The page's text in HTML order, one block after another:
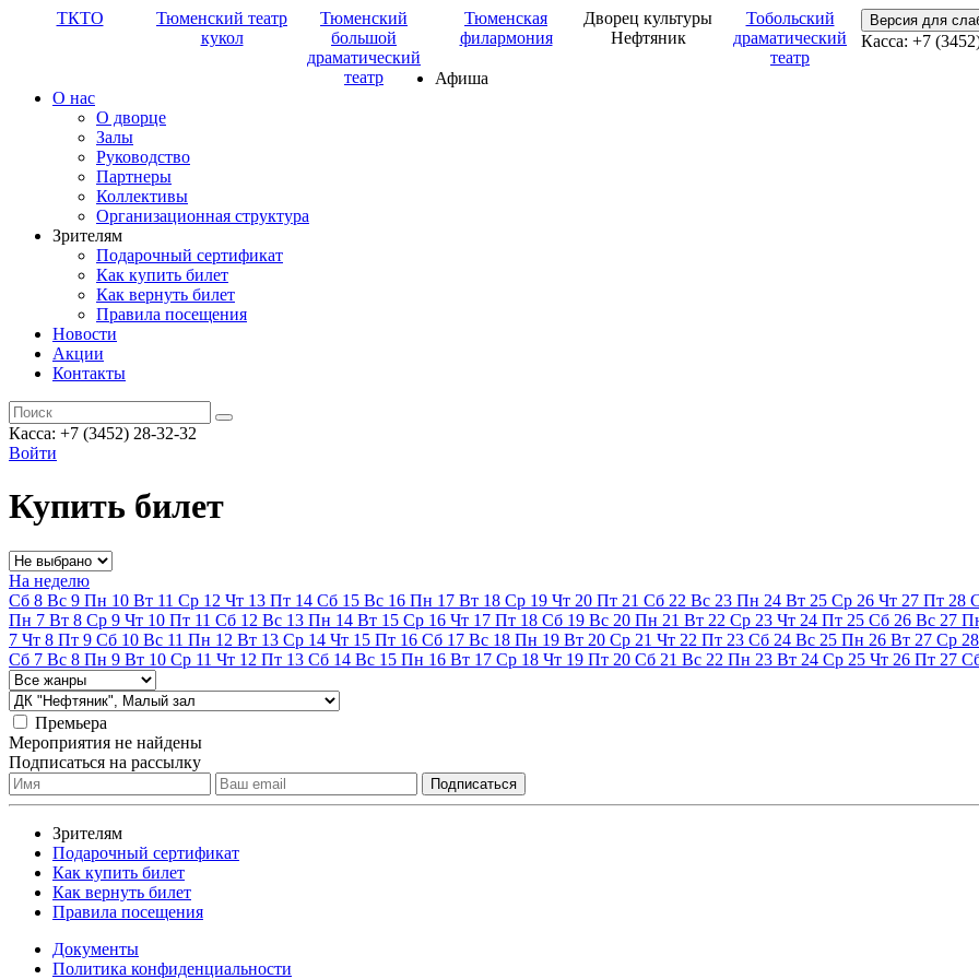
ТКТО
Тюменский театр
кукол
Тюменский
большой
драматический
театр
Тюменская
филармония
Дворец культуры
Нефтяник
Тобольский
драматический
театр
Версия для
Касса: +7
Афиша
О нас
О дворце
Залы
Руководство
Партнеры
Коллективы
Организационная структура
Зрителям
Подарочный сертификат
Как купить билет
Как вернуть билет
Правила посещения
Новости
Акции
Контакты
Касса: +7 (3452) 28-32-32
Войти
Купить билет
На неделю
Сб 8 Вс 9 Пн 10 Вт 11 Ср 12 Чт 13 Пт 14 Сб 15 Вс 16 Пн 17 Вт 18 Ср 19 Чт 20 Пт 21 Сб 22 Вс 23 Пн 24 Вт 25 Ср 26 Чт 27 Пт 28
Пн 7 Вт 8 Ср 9 Чт 10 Пт 11 Сб 12 Вс 13 Пн 14 Вт 15 Ср 16 Чт 17 Пт 18 Сб 19 Вс 20 Пн 21 Вт 22 Ср 23 Чт 24 Пт 25 Сб 26 Вс 27
7 Чт 8 Пт 9 Сб 10 Вс 11 Пн 12 Вт 13 Ср 14 Чт 15 Пт 16 Сб 17 Вс 18 Пн 19 Вт 20 Ср 21 Чт 22 Пт 23 Сб 24 Вс 25 Пн 26 Вт 27 Ср 28
Сб 7 Вс 8 Пн 9 Вт 10 Ср 11 Чт 12 Пт 13 Сб 14 Вс 15 Пн 16 Вт 17 Ср 18 Чт 19 Пт 20 Сб 21 Вс 22 Пн 23 Вт 24 Ср 25 Чт 26 Пт 27
Премьера
Мероприятия не найдены
Подписаться на рассылку
Зрителям
Подарочный сертификат
Как купить билет
Как вернуть билет
Правила посещения
Документы
Политика конфиденциальности